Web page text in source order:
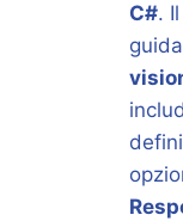
C#.